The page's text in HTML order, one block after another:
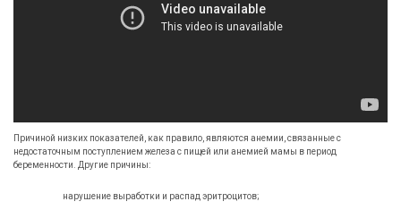
Причиной низких показателей, как правило, являются анемии, связанные с
недостаточным поступлением железа с пищей или анемией мамы в период
беременности. Другие причины:
нарушение выработки и распад эритроцитов;